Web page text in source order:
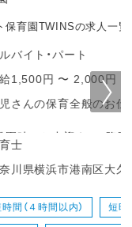
見る
です！
の笑顔のお見送り
合わせた日々の保
な見守りと引率☀️
、基本的生活習慣
１丁目４−５
間（５時間以内）